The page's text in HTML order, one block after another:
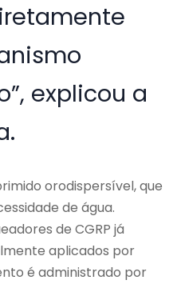
explicou a
orodispersível, que
de água.
de CGRP já
aplicados por
é administrado por